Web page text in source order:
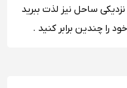
ساحل نیز لذت ببرید
را چندین برابر کنید .